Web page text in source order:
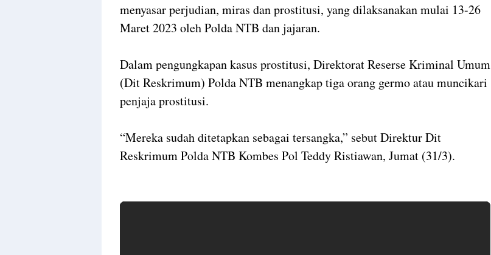
menyasar perjudian, miras dan prostitusi, yang dilaksanakan mulai 13-26
Maret 2023 oleh Polda NTB dan jajaran.
Dalam pengungkapan kasus prostitusi, Direktorat Reserse Kriminal Umum
(Dit Reskrimum) Polda NTB menangkap tiga orang germo atau muncikari
penjaja prostitusi.
“Mereka sudah ditetapkan sebagai tersangka,” sebut Direktur Dit
Reskrimum Polda NTB Kombes Pol Teddy Ristiawan, Jumat (31/3).